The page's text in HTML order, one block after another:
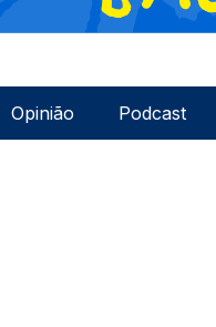
Opinião Podcast